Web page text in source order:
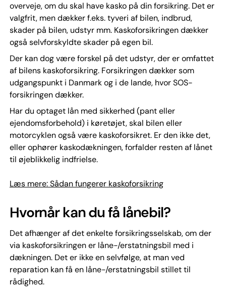
overveje, om du skal have kasko på din forsikring. Det er
valgfrit, men dækker f.eks. tyveri af bilen, indbrud,
skader på bilen, udstyr mm. Kaskoforsikringen dækker
også selvforskyldte skader på egen bil.
Der kan dog være forskel på det udstyr, der er omfattet
af bilens kaskoforsikring. Forsikringen dækker som
udgangspunkt i Danmark og i de lande, hvor SOS-
forsikringen dækker.
Har du optaget lån med sikkerhed (pant eller
ejendomsforbehold) i køretøjet, skal bilen eller
motorcyklen også være kaskoforsikret. Er den ikke det,
eller ophører kaskodækningen, forfalder resten af lånet
til øjeblikkelig indfrielse.
Læs mere: Sådan fungerer kaskoforsikring
Hvornår kan du få lånebil?
Det afhænger af det enkelte forsikringsselskab, om der
via kaskoforsikringen er låne-/erstatningsbil med i
dækningen. Det er ikke en selvfølge, at man ved
reparation kan få en låne-/erstatningsbil stillet til
rådighed.